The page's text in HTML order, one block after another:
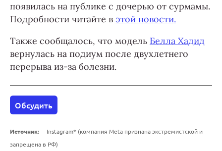
появилась на публике с дочерью от сурмамы.
Подробности читайте в этой новости.
Также сообщалось, что модель Белла Хадид
вернулась на подиум после двухлетнего
перерыва из-за болезни.
Обсудить
Источник:
Instagram* (компания Meta признана экстремистской и
запрещена в РФ)